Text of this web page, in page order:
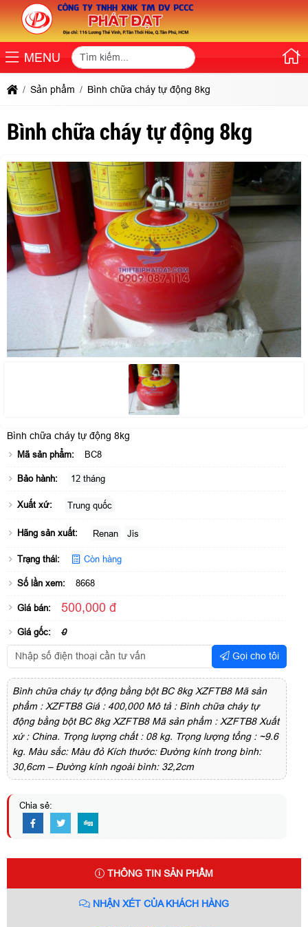
MENU
Sản phẩm Bình chữa cháy tự động 8kg
Bình chữa cháy tự động 8kg
Bình chữa cháy tự động 8kg
Mã sản phẩm: BC8
Bảo hành: 12 tháng
Xuất xứ: Trung quốc
Hãng sản xuất: Renan Jis
Trạng thái: Còn hàng
Số lần xem: 8668
Giá bán: 500,000 đ
Giá gốc: 0
Gọi cho tôi
Bình chữa cháy tự động bằng bột BC 8kg XZFTB8 Mã sản
phẩm : XZFTB8 Giá : 400,000 Mô tả : Bình chữa cháy tự
động bằng bột BC 8kg XZFTB8 Mã sản phẩm : XZFTB8 Xuất
xứ : China. Trọng lượng chất : 08 kg. Trọng lượng tổng : ~9.6
kg. Màu sắc: Màu đỏ Kích thước: Đường kính trong bình:
30,6cm – Đường kính ngoài bình: 32,2cm
Chia sẻ:
THÔNG TIN SẢN PHẨM
NHẬN XÉT CỦA KHÁCH HÀNG